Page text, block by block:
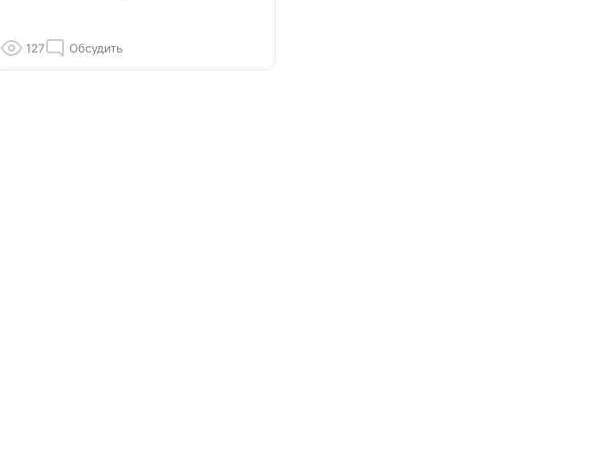
127 Обсудить